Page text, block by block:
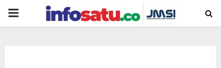
PRIMARY